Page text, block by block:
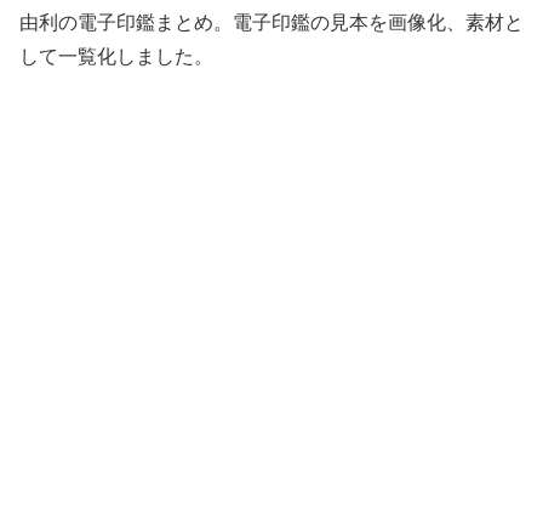
由利の電子印鑑まとめ。電子印鑑の見本を画像化、素材と
して一覧化しました。